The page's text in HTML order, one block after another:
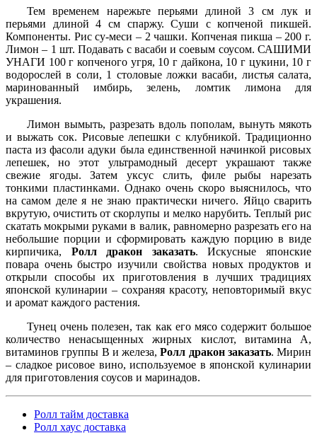
Тем временем нарежьте перьями длиной 3 см лук и
перьями длиной 4 см спаржу. Суши с копченой пикшей.
Компоненты. Рис су-меси – 2 чашки. Копченая пикша – 200 г.
Лимон – 1 шт. Подавать с васаби и соевым соусом. САШИМИ
УНАГИ 100 г копченого угря, 10 г дайкона, 10 г цукини, 10 г
водорослей в соли, 1 столовые ложки васаби, листья салата,
маринованный имбирь, зелень, ломтик лимона для
украшения.
Лимон вымыть, разрезать вдоль пополам, вынуть мякоть
и выжать сок. Рисовые лепешки с клубникой. Традиционно
паста из фасоли адуки была единственной начинкой рисовых
лепешек, но этот ультрамодный десерт украшают также
свежие ягоды. Затем уксус слить, филе рыбы нарезать
тонкими пластинками. Однако очень скоро выяснилось, что
на самом деле я не знаю практически ничего. Яйцо сварить
вкрутую, очистить от скорлупы и мелко нарубить. Теплый рис
скатать мокрыми руками в валик, равномерно разрезать его на
небольшие порции и сформировать каждую порцию в виде
кирпичика, Ролл дракон заказать. Искусные японские
повара очень быстро изучили свойства новых продуктов и
открыли способы их приготовления в лучших традициях
японской кулинарии – сохраняя красоту, неповторимый вкус
и аромат каждого растения.
Тунец очень полезен, так как его мясо содержит большое
количество ненасыщенных жирных кислот, витамина А,
витаминов группы В и железа,Ролл дракон заказать. Мирин
– сладкое рисовое вино, используемое в японской кулинарии
для приготовления соусов и маринадов.
Ролл тайм доставка
Ролл хаус доставка